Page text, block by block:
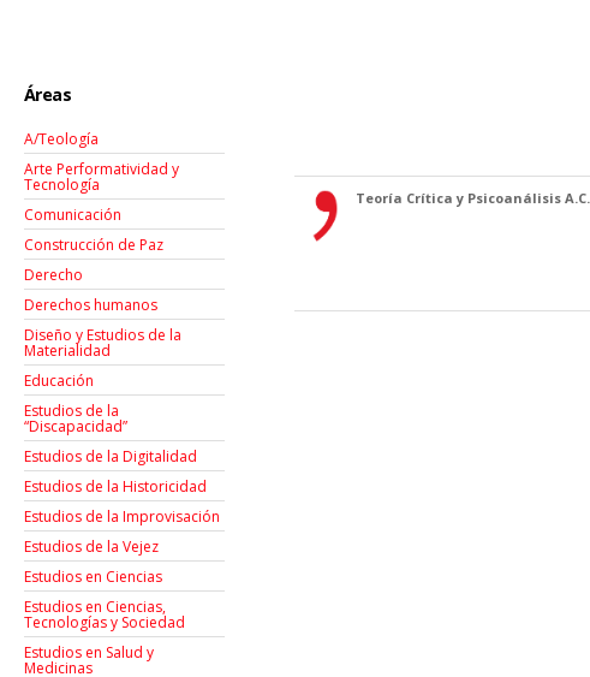
Áreas
A/Teología
Arte Performatividad y
Tecnología
Comunicación
Construcción de Paz
Derecho
Derechos humanos
Diseño y Estudios de la
Materialidad
Educación
Estudios de la
“Discapacidad”
Estudios de la Digitalidad
Estudios de la Historicidad
Estudios de la Improvisación
Estudios de la Vejez
Estudios en Ciencias
Estudios en Ciencias,
Tecnologías y Sociedad
Estudios en Salud y
Medicinas
Teoría Crítica y Psicoanálisis A.C.